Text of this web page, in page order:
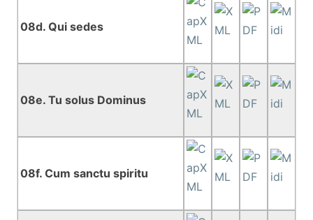
08d. Qui sedes
08e. Tu solus Dominus
08f. Cum sanctu spiritu